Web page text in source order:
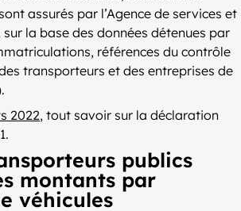
assurés par l’Agence de services et
la base des données détenues par
références du contrôle
transporteurs et des entreprises de
2022, tout savoir sur la déclaration
publics
montants par
véhicules